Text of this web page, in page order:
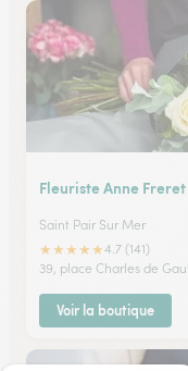
Fleuriste Anne Freret
Saint Pair Sur Mer
★★★★★4.7 (141)
39, place Charles de
Voir la boutique